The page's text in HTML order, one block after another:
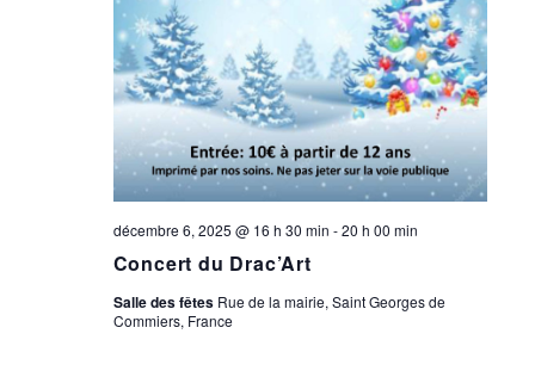
Concert du Drac’Art
décembre 6, 2025 @ 16 h 30 min -20 h 00 min
Salle des fêtes Rue de la mairie, Saint Georges de
Commiers, France